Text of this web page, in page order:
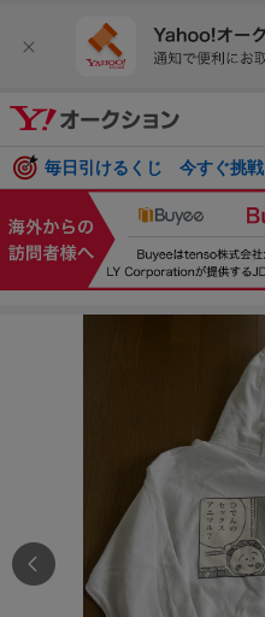
毎日引けるくじ 今すぐ挑戦